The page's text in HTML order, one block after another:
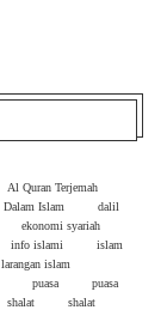
Al Quran Terjemah
Dalam Islam
dalil
ekonomi syariah
info islami
islam
larangan islam
puasa
puasa
shalat shalat